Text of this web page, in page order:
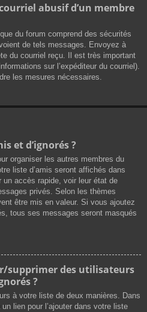
abusif d’un membre
du forum comprend des sécurités
de tels messages. Envoyez à
du courriel reçu. Il est très important
sur l’expéditeur du courriel).
les mesures nécessaires.
et d’ignorés ?
organiser les autres membres du
liste d’amis seront affichés dans
un accès rapide, voir leur état de
privés. Selon les thèmes
être mis en valeur. Si vous ajoutez
tous ses messages seront masqués
supprimer des utilisateurs
?
à votre liste de deux manières. Dans
lien pour l’ajouter dans votre liste